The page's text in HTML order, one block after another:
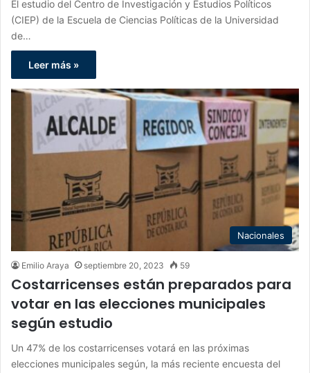
El estudio del Centro de Investigación y Estudios Políticos
(CIEP) de la Escuela de Ciencias Políticas de la Universidad
de…
Leer más »
Nacionales
Emilio Araya septiembre 20, 2023 59
Costarricenses están preparados para
votar en las elecciones municipales
según estudio
Un 47% de los costarricenses votará en las próximas
elecciones municipales según, la más reciente encuesta del